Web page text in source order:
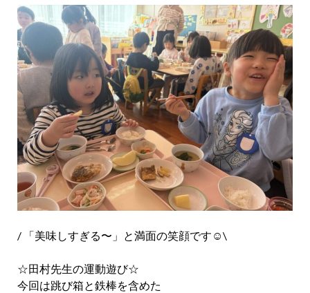
/ 「美味しすぎる〜」と満面の笑顔です☺︎\
☆田村先生の運動遊び☆
今回は跳び箱と鉄棒を含めた